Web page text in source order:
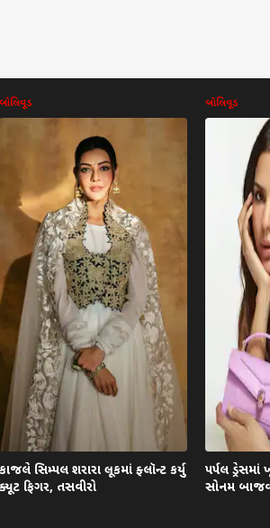
બોલિવૂડ
કાજલે સિમ્પલ શરારા લૂકમાં ફ્લૉન્ટ કર્યુ
ક્યૂટ ફિગર, તસવીરો
બોલિવૂડ
પર્પલ
સોનમ